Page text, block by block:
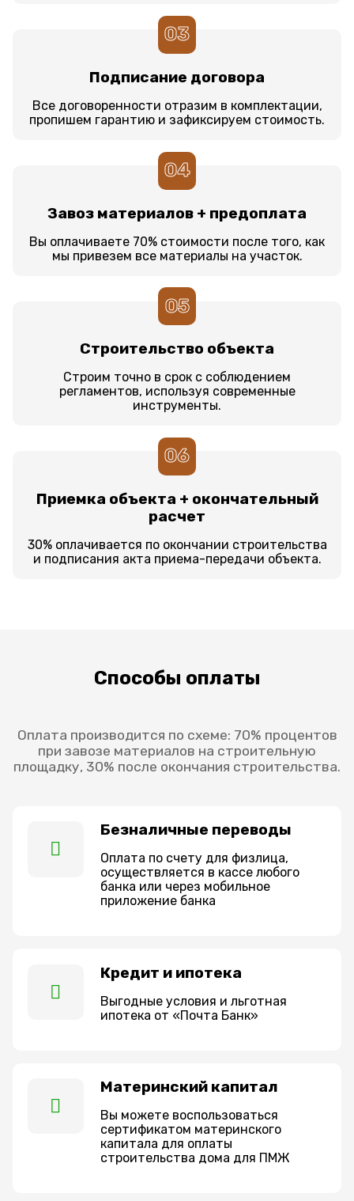
03
Подписание договора
Все договоренности отразим в комплектации,
пропишем гарантию и зафиксируем стоимость.
04
Завоз материалов + предоплата
Вы оплачиваете 70% стоимости после того, как
мы привезем все материалы на участок.
05
Строительство объекта
Строим точно в срок с соблюдением
регламентов, используя современные
инструменты.
06
Приемка объекта + окончательный
расчет
30% оплачивается по окончании строительства
и подписания акта приема-передачи объекта.
Способы оплаты
Оплата производится по схеме: 70% процентов
при завозе материалов на строительную
площадку, 30% после окончания строительства.
Безналичные переводы
Оплата по счету для физлица,
осуществляется в кассе любого
банка или через мобильное
приложение банка
Кредит и ипотека
Выгодные условия и льготная
ипотека от «Почта Банк»
Материнский капитал
Вы можете воспользоваться
сертификатом материнского
капитала для оплаты
строительства дома для ПМЖ